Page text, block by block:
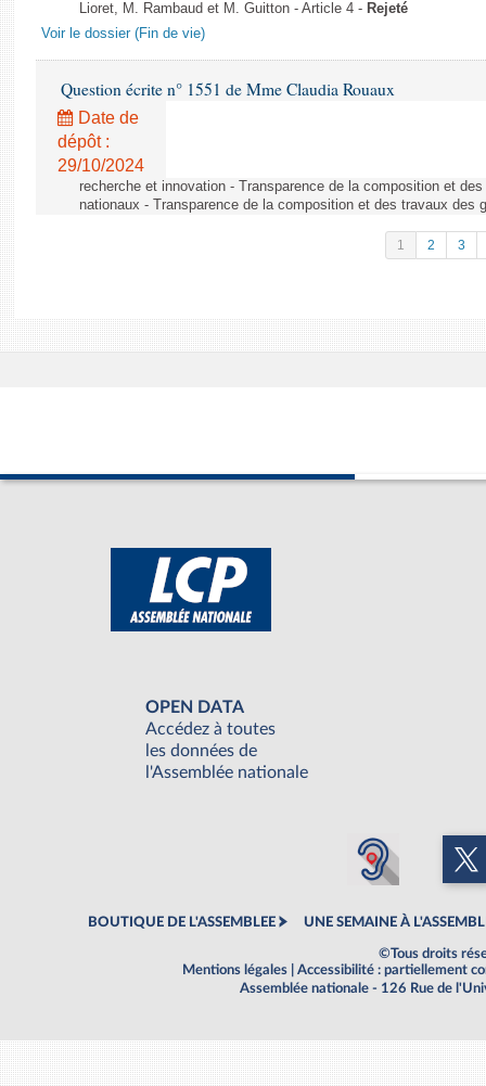
Lioret, M. Rambaud et M. Guitton - Article 4 - Rejeté
Voir le dossier (Fin de vie)
Question écrite n° 1551 de Mme Claudia Rouaux
Date de
dépôt :
29/10/2024
recherche et innovation - Transparence de la composition et
nationaux - Transparence de la composition et des travaux des
1 2 3
OPEN DATA
Accédez à toutes
les données de
l'Assemblée nationale
BOUTIQUE DE L'ASSEMBLEE UNE SEMAINE À
©Tous droits
Mentions légales
Accessibilité : partiellement
Assemblée nationale - 126 Rue de